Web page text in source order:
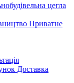
цегла
Приватне
Доставка